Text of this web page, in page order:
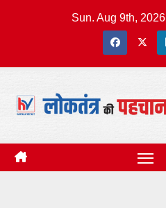
Sun. Aug 9th, 2026